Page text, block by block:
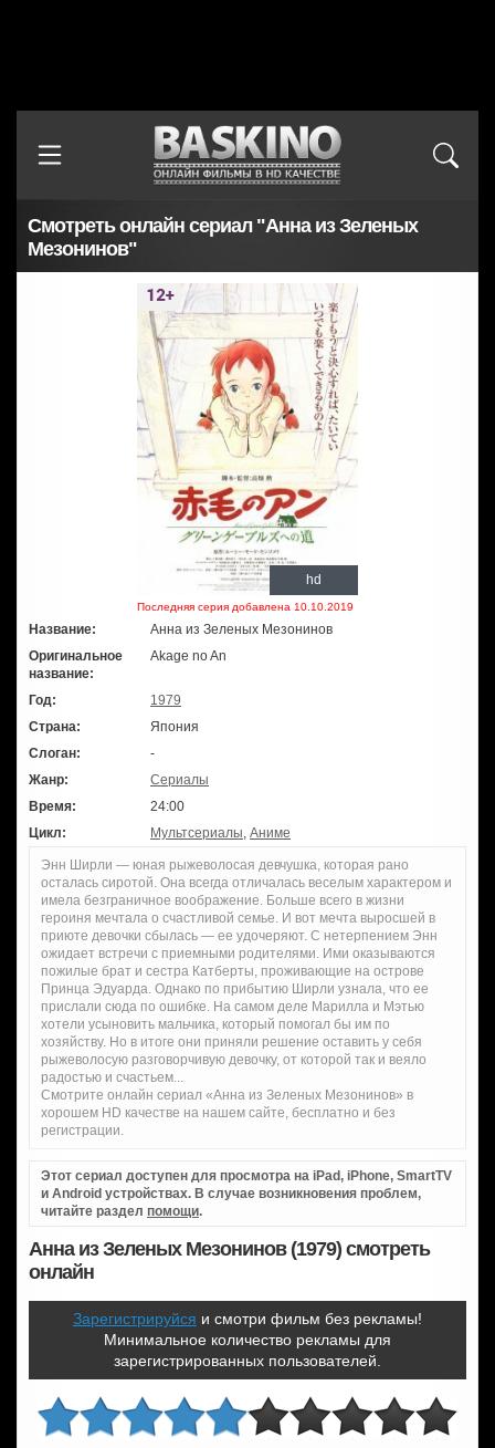
Смотреть онлайн сериал "Анна из Зеленых
Мезонинов"
hd
Последняя серия добавлена 10.10.2019
Название:
Анна из Зеленых Мезонинов
Оригинальное
название:
Akage no An
Год:
1979
Страна:
Япония
Слоган:
-
Жанр:
Сериалы
Время:
24:00
Цикл:
Мультсериалы, Аниме
Энн Ширли — юная рыжеволосая девчушка, которая рано
осталась сиротой. Она всегда отличалась веселым характером и
имела безграничное воображение. Больше всего в жизни
героиня мечтала о счастливой семье. И вот мечта выросшей в
приюте девочки сбылась — ее удочеряют. С нетерпением Энн
ожидает встречи с приемными родителями. Ими оказываются
пожилые брат и сестра Катберты, проживающие на острове
Принца Эдуарда. Однако по прибытию Ширли узнала, что ее
прислали сюда по ошибке. На самом деле Марилла и Мэтью
хотели усыновить мальчика, который помогал бы им по
хозяйству. Но в итоге они приняли решение оставить у себя
рыжеволосую разговорчивую девочку, от которой так и веяло
радостью и счастьем...
Смотрите онлайн сериал «Анна из Зеленых Мезонинов» в
хорошем HD качестве на нашем сайте, бесплатно и без
регистрации.
Этот сериал доступен для просмотра на iPad, iPhone, SmartTV
и Android устройствах. В случае возникновения проблем,
читайте раздел помощи.
Анна из Зеленых Мезонинов (1979) смотреть
онлайн
Зарегистрируйся и смотри фильм без рекламы!
Минимальное количество рекламы для
зарегистрированных пользователей.